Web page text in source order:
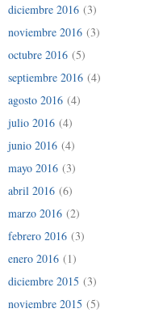
diciembre 2016 (3)
noviembre 2016 (3)
octubre 2016 (5)
septiembre 2016 (4)
agosto 2016 (4)
julio 2016 (4)
junio 2016 (4)
mayo 2016 (3)
abril 2016 (6)
marzo 2016 (2)
febrero 2016 (3)
enero 2016 (1)
diciembre 2015 (3)
noviembre 2015 (5)